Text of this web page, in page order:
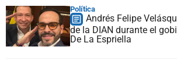
Política
Andrés Felipe
de la DIAN durante el
De La Espriella